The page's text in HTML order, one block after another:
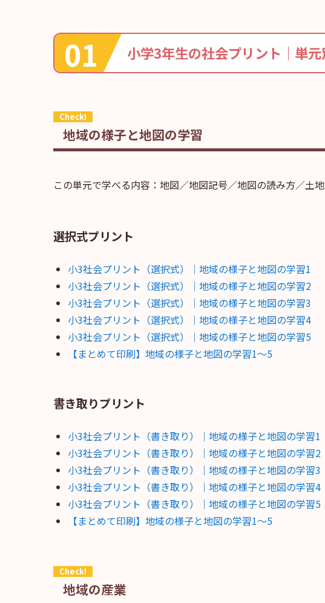
小学3年生の社会プリント｜単
地域の様子と地図の学習
この単元で学べる内容：地図／地図記号／地図の読み方／土
選択式プリント
小3社会プリント（選択式）｜地域の様子と地図の学習1
小3社会プリント（選択式）｜地域の様子と地図の学習2
小3社会プリント（選択式）｜地域の様子と地図の学習3
小3社会プリント（選択式）｜地域の様子と地図の学習4
小3社会プリント（選択式）｜地域の様子と地図の学習5
【まとめて印刷】地域の様子と地図の学習1～5
書き取りプリント
小3社会プリント（書き取り）｜地域の様子と地図の学習1
小3社会プリント（書き取り）｜地域の様子と地図の学習2
小3社会プリント（書き取り）｜地域の様子と地図の学習3
小3社会プリント（書き取り）｜地域の様子と地図の学習4
小3社会プリント（書き取り）｜地域の様子と地図の学習5
【まとめて印刷】地域の様子と地図の学習1～5
地域の産業